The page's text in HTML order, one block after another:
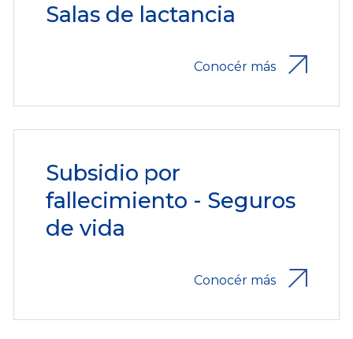
Salas de lactancia
Conocér más
Subsidio por
fallecimiento - Seguros
de vida
Conocér más